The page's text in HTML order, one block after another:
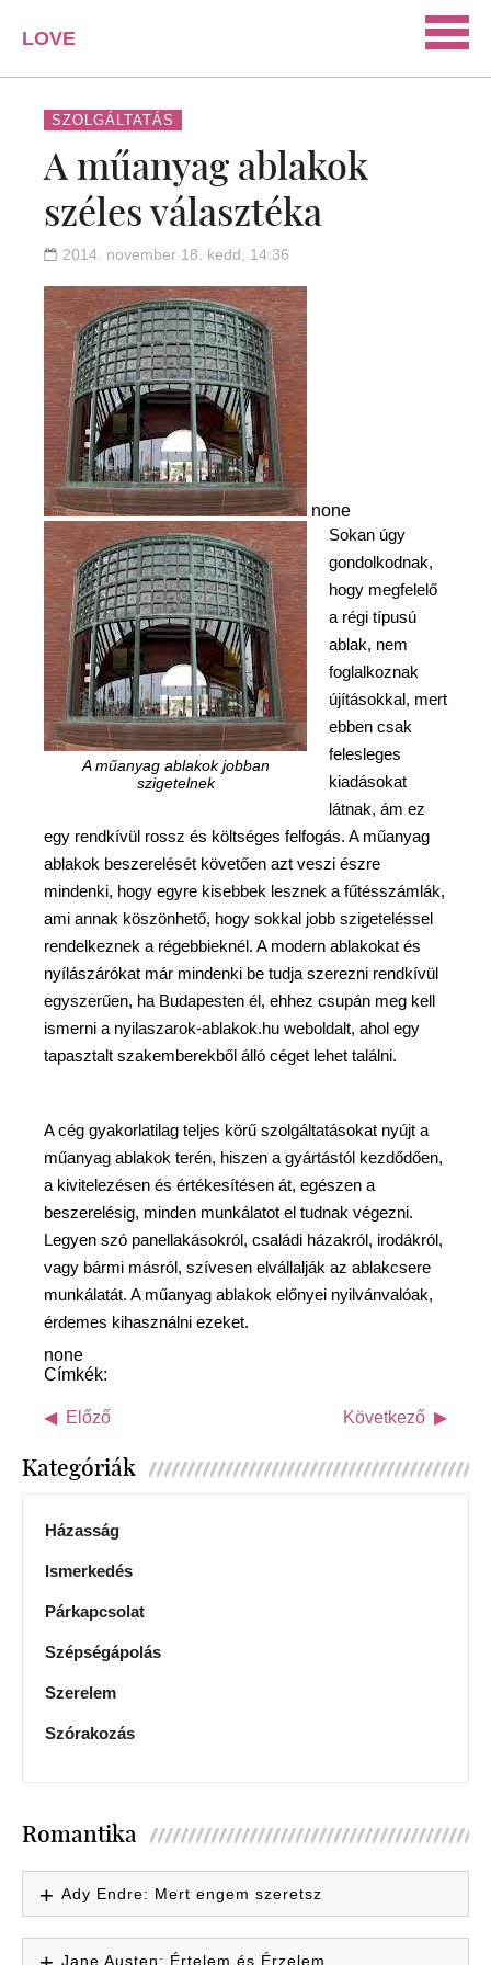
LOVE
PORTAL
SZERELEM
ISMERKEDÉS
PÁRKAPCSOLAT
HÁZASSÁG
KAPCSOLAT
SZOLGÁLTATÁS
A műanyag ablakok
széles választéka
2014. november 18. kedd, 14:36
none
A műanyag ablakok jobban
szigetelnek
Sokan úgy
gondolkodnak,
hogy megfelelő
a régi típusú
ablak, nem
foglalkoznak
újításokkal, mert
ebben csak
felesleges
kiadásokat
látnak, ám ez
egy rendkívül rossz és költséges felfogás. A műanyag
ablakok beszerelését követően azt veszi észre
mindenki, hogy egyre kisebbek lesznek a fűtésszámlák,
ami annak köszönhető, hogy sokkal jobb szigeteléssel
rendelkeznek a régebbieknél. A modern ablakokat és
nyílászárókat már mindenki be tudja szerezni rendkívül
egyszerűen, ha Budapesten él, ehhez csupán meg kell
ismerni a nyilaszarok-ablakok.hu weboldalt, ahol egy
tapasztalt szakemberekből álló céget lehet találni.
A cég gyakorlatilag teljes körű szolgáltatásokat nyújt a
műanyag ablakok terén, hiszen a gyártástól kezdődően,
a kivitelezésen és értékesítésen át, egészen a
beszerelésig, minden munkálatot el tudnak végezni.
Legyen szó panellakásokról, családi házakról, irodákról,
vagy bármi másról, szívesen elvállalják az ablakcsere
munkálatát. A műanyag ablakok előnyei nyilvánvalóak,
érdemes kihasználni ezeket.
none
Címkék:
Előző Következő
Kategóriák
Házasság
Ismerkedés
Párkapcsolat
Szépségápolás
Szerelem
Szórakozás
Romantika
Ady Endre: Mert engem szeretsz
Jane Austen: Értelem és Érzelem